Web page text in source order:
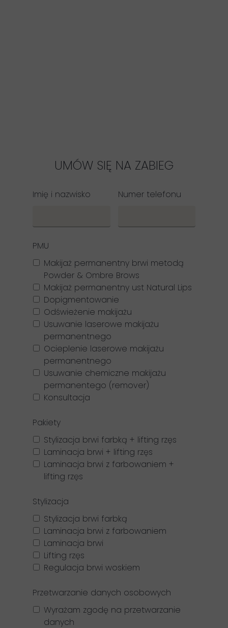
UMÓW SIĘ NA ZABIEG
Imię i nazwisko Numer telefonu
PMU
Makijaż permanentny brwi metodą
Powder & Ombre Brows
Makijaż permanentny ust Natural Lips
Dopigmentowanie
Odświeżenie makijażu
Usuwanie laserowe makijażu
permanentnego
Ocieplenie laserowe makijażu
permanentnego
Usuwanie chemiczne makijażu
permanentego (remover)
Konsultacja
Pakiety
Stylizacja brwi farbką + lifting rzęs
Laminacja brwi + lifting rzęs
Laminacja brwi z farbowaniem +
lifting rzęs
Stylizacja
Stylizacja brwi farbką
Laminacja brwi z farbowaniem
Laminacja brwi
Lifting rzęs
Regulacja brwi woskiem
Przetwarzanie danych osobowych
Wyrażam zgodę na przetwarzanie
danych